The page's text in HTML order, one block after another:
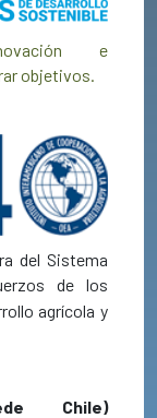
e
objetivos.
del Sistema
de los
agrícola y
Chile)